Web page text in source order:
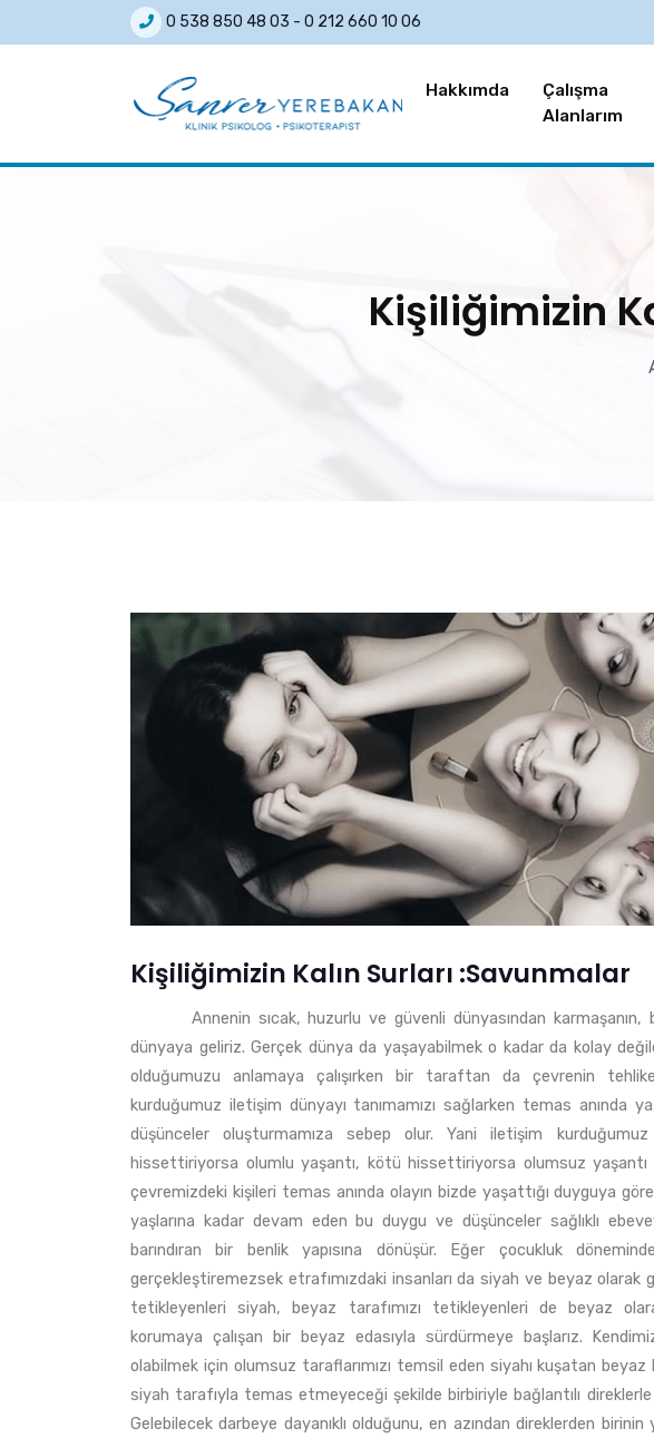
0 538 850 48 03 - 0 212 660 10 06
Hakkımda
Çalışma
Alanlarım
Kişiliğimizin
Kişiliğimizin Kalın Surları :Savunmalar
Annenin sıcak, huzurlu ve güvenli dünyasından karmaşanın,
dünyaya geliriz. Gerçek dünya da yaşayabilmek o kadar da kolay
olduğumuzu anlamaya çalışırken bir taraftan da çevrenin
kurduğumuz iletişim dünyayı tanımamızı sağlarken temas anında
düşünceler oluşturmamıza sebep olur. Yani iletişim
hissettiriyorsa olumlu yaşantı, kötü hissettiriyorsa olumsuz yaşantı
çevremizdeki kişileri temas anında olayın bizde yaşattığı duyguya
yaşlarına kadar devam eden bu duygu ve düşünceler sağlıklı
barındıran bir benlik yapısına dönüşür. Eğer çocukluk
gerçekleştiremezsek etrafımızdaki insanları da siyah ve beyaz olarak
tetikleyenleri siyah, beyaz tarafımızı tetikleyenleri de beyaz
korumaya çalışan bir beyaz edasıyla sürdürmeye başlarız.
olabilmek için olumsuz taraflarımızı temsil eden siyahı kuşatan beyaz
siyah tarafıyla temas etmeyeceği şekilde birbiriyle bağlantılı
Gelebilecek darbeye dayanıklı olduğunu, en azından direklerden birinin